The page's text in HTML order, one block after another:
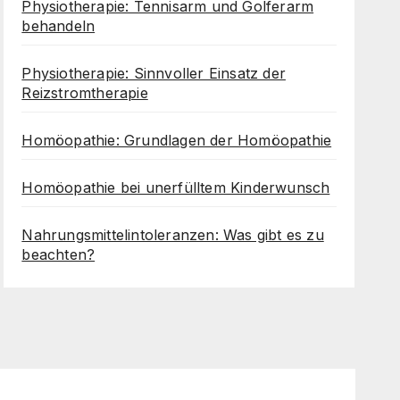
Physiotherapie: Tennisarm und Golferarm
behandeln
Physiotherapie: Sinnvoller Einsatz der
Reizstromtherapie
Homöopathie: Grundlagen der Homöopathie
Homöopathie bei unerfülltem Kinderwunsch
Nahrungsmittelintoleranzen: Was gibt es zu
beachten?